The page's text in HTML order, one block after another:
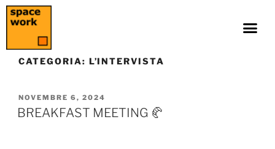
CATEGORIA: L’INTERVISTA
NOVEMBRE 6, 2024
BREAKFAST MEETING 🥐